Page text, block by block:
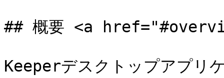
## 概要 <a
Keeperデスクトップアプリ